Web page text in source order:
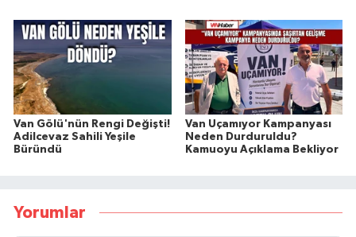
Van Gölü'nün Rengi Değişti!
Adilcevaz Sahili Yeşile
Büründü
Van Uçamıyor Kampanyası
Neden Durduruldu?
Kamuoyu Açıklama Bekliyor
Yorumlar